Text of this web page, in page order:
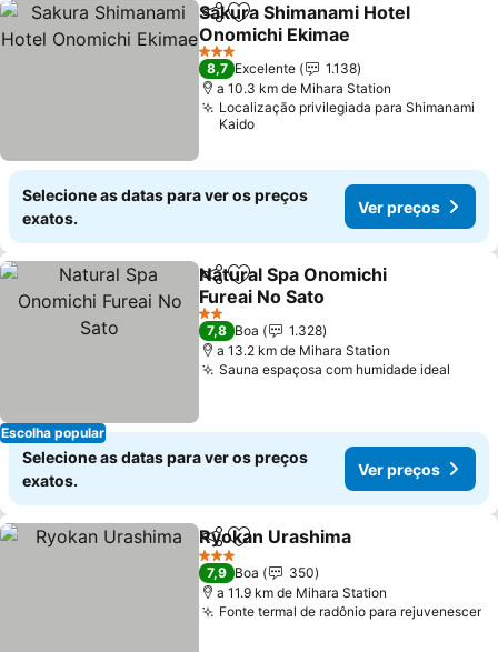
PartilharAdicionar aos favoritos
Sakura Shimanami Hotel
Onomichi Ekimae
Ver preços
3 Estrelas
8,7 Excelente
1.138
a 10.3 km de Mihara Station
Localização privilegiada para Shimanami
Kaido
Selecione as datas para ver os preços
exatos.
Ver preços
Escolha popular
PartilharAdicionar aos favoritos
Natural Spa Onomichi
Fureai No Sato
Ver preços
2 Estrelas
7,8 Boa
1.328
a 13.2 km de Mihara Station
Sauna espaçosa com humidade ideal
Selecione as datas para ver os preços
exatos.
Ver preços
PartilharAdicionar aos favoritos
Ryokan Urashima
3 Estrelas
7,9 Boa
350
a 11.9 km de Mihara Station
Fonte termal de radônio para rejuvenescer